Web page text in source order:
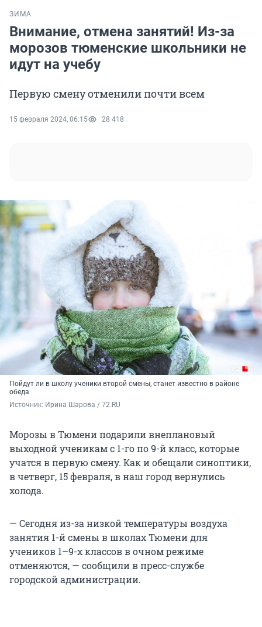
ЗИМА
Внимание, отмена занятий! Из-за
морозов тюменские школьники не
идут на учебу
Первую смену отменили почти всем
15 февраля 2024, 06:15 28 418
Пойдут ли в школу ученики второй смены, станет известно в районе
обеда
Источник: Ирина Шарова / 72.RU
Морозы в Тюмени подарили внеплановый
выходной ученикам с 1-го по 9-й класс, которые
учатся в первую смену. Как и обещали синоптики,
в четверг, 15 февраля, в наш город вернулись
холода.
— Сегодня из-за низкой температуры воздуха
занятия 1-й смены в школах Тюмени для
учеников 1–9-х классов в очном режиме
отменяются, — сообщили в пресс-службе
городской администрации.